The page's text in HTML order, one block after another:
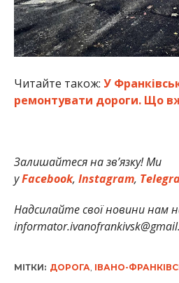
Читайте також: У
ремонтувати дороги. Що
Залишайтеся на зв’язку! Ми
уFacebook, Instagram,
Надсилайте свої новини нам
МІТКИ: ДОРОГА, ІВАНО-